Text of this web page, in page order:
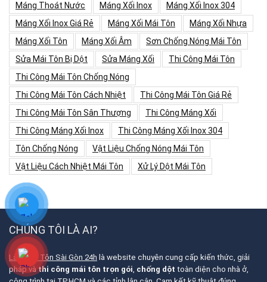
Máng Thoát Nước
Máng Xối Inox
Máng Xối Inox 304
Máng Xối Inox Giá Rẻ
Máng Xối Mái Tôn
Máng Xối Nhựa
Máng Xối Tôn
Máng Xối Âm
Sơn Chống Nóng Mái Tôn
Sửa Mái Tôn Bị Dột
Sửa Máng Xối
Thi Công Mái Tôn
Thi Công Mái Tôn Chống Nóng
Thi Công Mái Tôn Cách Nhiệt
Thi Công Mái Tôn Giá Rẻ
Thi Công Mái Tôn Sân Thượng
Thi Công Máng Xối
Thi Công Máng Xối Inox
Thi Công Máng Xối Inox 304
Tôn Chống Nóng
Vật Liệu Chống Nóng Mái Tôn
Vật Liệu Cách Nhiệt Mái Tôn
Xử Lý Dột Mái Tôn
CHÚNG TÔI LÀ AI?
Làm Mái Tôn Sài Gòn 24h là website chuyên cung cấp kiến thức, giải
pháp vàthi công mái tôn trọn gói, chống dột toàn diện cho nhà ở,